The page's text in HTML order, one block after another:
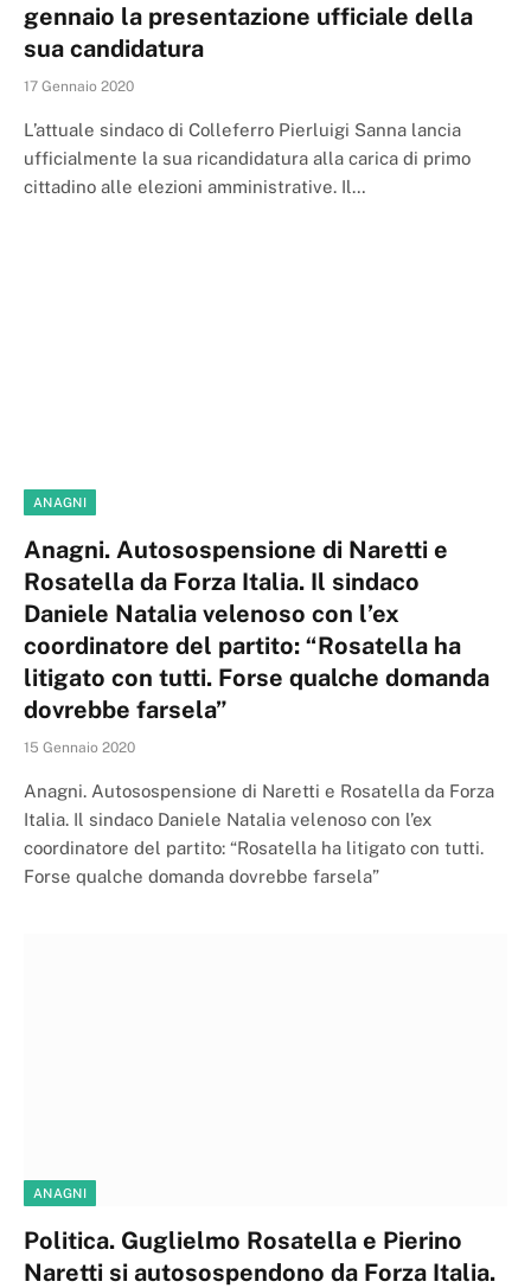
gennaio la presentazione ufficiale della
sua candidatura
17 Gennaio 2020
L’attuale sindaco di Colleferro Pierluigi Sanna lancia
ufficialmente la sua ricandidatura alla carica di primo
cittadino alle elezioni amministrative. Il…
ANAGNI
Anagni. Autosospensione di Naretti e
Rosatella da Forza Italia. Il sindaco
Daniele Natalia velenoso con l’ex
coordinatore del partito: “Rosatella ha
litigato con tutti. Forse qualche domanda
dovrebbe farsela”
15 Gennaio 2020
Anagni. Autosospensione di Naretti e Rosatella da Forza
Italia. Il sindaco Daniele Natalia velenoso con l’ex
coordinatore del partito: “Rosatella ha litigato con tutti.
Forse qualche domanda dovrebbe farsela”
ANAGNI
Politica. Guglielmo Rosatella e Pierino
Naretti si autosospendono da Forza Italia.